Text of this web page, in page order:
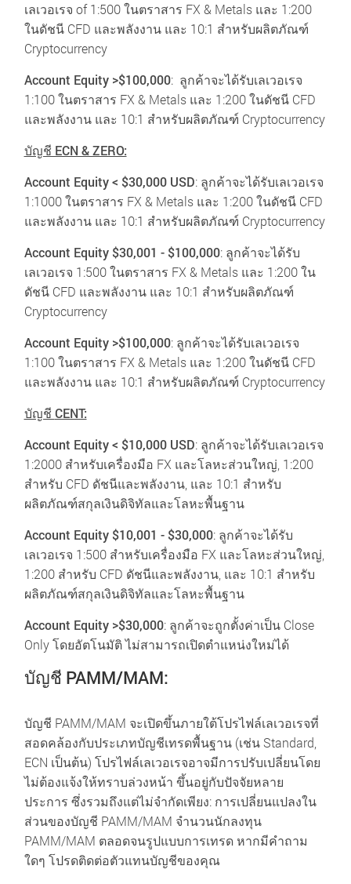
เลเวอเรจ of 1:500 ในตราสาร FX & Metals และ 1:200
ในดัชนี CFD และพลังงาน และ 10:1 สำหรับผลิตภัณฑ์
Cryptocurrency
Account Equity >$100,000:ลูกค้าจะได้รับเลเวอเรจ
1:100 ในตราสาร FX & Metals และ 1:200 ในดัชนี CFD
และพลังงาน และ 10:1 สำหรับผลิตภัณฑ์ Cryptocurrency
บัญชี ECN & ZERO:
Account Equity < $30,000 USD: ลูกค้าจะได้รับเลเวอเรจ
1:1000 ในตราสาร FX & Metals และ 1:200 ในดัชนี CFD
และพลังงาน และ 10:1 สำหรับผลิตภัณฑ์ Cryptocurrency
Account Equity $30,001 - $100,000:ลูกค้าจะได้รับ
เลเวอเรจ 1:500 ในตราสาร FX & Metals และ 1:200 ใน
ดัชนี CFD และพลังงาน และ 10:1 สำหรับผลิตภัณฑ์
Cryptocurrency
Account Equity >$100,000:ลูกค้าจะได้รับเลเวอเรจ
1:100 ในตราสาร FX & Metals และ 1:200 ในดัชนี CFD
และพลังงาน และ 10:1 สำหรับผลิตภัณฑ์ Cryptocurrency
บัญชี CENT:
Account Equity < $10,000 USD: ลูกค้าจะได้รับเลเวอเรจ
1:2000 สำหรับเครื่องมือ FX และโลหะส่วนใหญ่, 1:200
สำหรับ CFD ดัชนีและพลังงาน, และ 10:1 สำหรับ
ผลิตภัณฑ์สกุลเงินดิจิทัลและโลหะพื้นฐาน
Account Equity $10,001 - $30,000:ลูกค้าจะได้รับ
เลเวอเรจ 1:500 สำหรับเครื่องมือ FX และโลหะส่วนใหญ่,
1:200 สำหรับ CFD ดัชนีและพลังงาน, และ 10:1 สำหรับ
ผลิตภัณฑ์สกุลเงินดิจิทัลและโลหะพื้นฐาน
Account Equity >$30,000:ลูกค้าจะถูกตั้งค่าเป็น Close
Only โดยอัตโนมัติ ไม่สามารถเปิดตำแหน่งใหม่ได้
บัญชี PAMM/MAM:
บัญชี PAMM/MAM จะเปิดขึ้นภายใต้โปรไฟล์เลเวอเรจที่
สอดคล้องกับประเภทบัญชีเทรดพื้นฐาน (เช่น Standard,
ECN เป็นต้น) โปรไฟล์เลเวอเรจอาจมีการปรับเปลี่ยนโดย
ไม่ต้องแจ้งให้ทราบล่วงหน้า ขึ้นอยู่กับปัจจัยหลาย
ประการ ซึ่งรวมถึงแต่ไม่จำกัดเพียง: การเปลี่ยนแปลงใน
ส่วนของบัญชี PAMM/MAM จำนวนนักลงทุน
PAMM/MAM ตลอดจนรูปแบบการเทรด หากมีคำถาม
ใดๆ โปรดติดต่อตัวแทนบัญชีของคุณ